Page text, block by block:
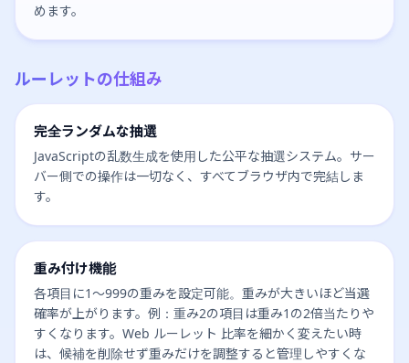
めます。
ルーレットの仕組み
完全ランダムな抽選
JavaScriptの乱数生成を使用した公平な抽選システム。サー
バー側での操作は一切なく、すべてブラウザ内で完結しま
す。
重み付け機能
各項目に1〜999の重みを設定可能。重みが大きいほど当選
確率が上がります。例：重み2の項目は重み1の2倍当たりや
すくなります。Web ルーレット 比率を細かく変えたい時
は、候補を削除せず重みだけを調整すると管理しやすくな